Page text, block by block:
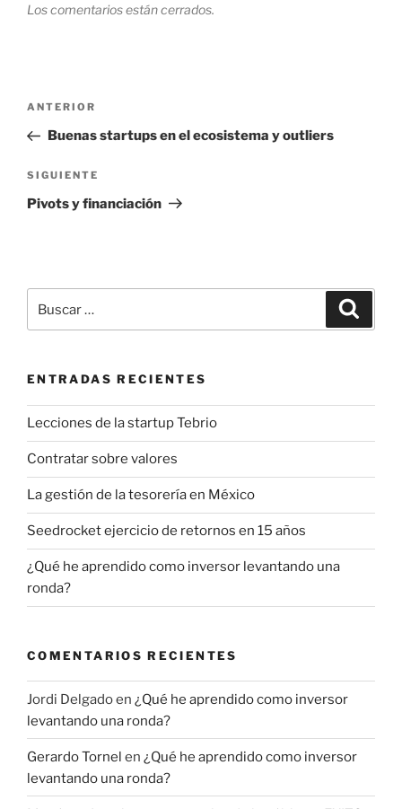
Los comentarios están cerrados.
Navegación
entradas
Entrada
anterior:
ANTERIOR
Buenas startups en el ecosistema y outliers
Siguiente
entrada
SIGUIENTE
Pivots y financiación
por:
ENTRADAS RECIENTES
Lecciones de la startup Tebrio
Contratar sobre valores
La gestión de la tesorería en México
Seedrocket ejercicio de retornos en 15 años
¿Qué he aprendido como inversor levantando una
ronda?
COMENTARIOS RECIENTES
Jordi Delgadoen ¿Qué he aprendido como inversor
levantando una ronda?
Gerardo Tornel en ¿Qué he aprendido como inversor
levantando una ronda?